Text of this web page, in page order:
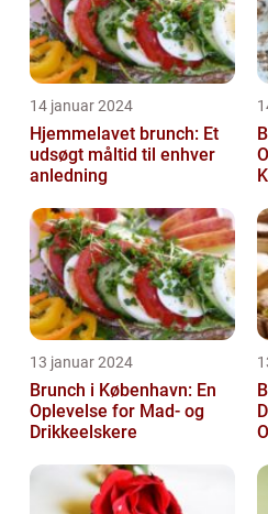
14 januar 2024
Hjemmelavet brunch: Et
udsøgt måltid til enhver
anledning
13 januar 2024
Brunch i København: En
Oplevelse for Mad- og
Drikkeelskere